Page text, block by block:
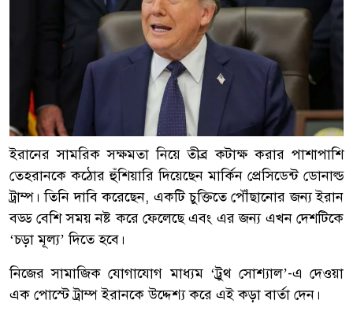
ইরানের সামরিক সক্ষমতা নিয়ে তীব্র কটাক্ষ করার পাশাপাশি
তেহরানকে কঠোর হুঁশিয়ারি দিয়েছেন মার্কিন প্রেসিডেন্ট ডোনাল্ড
ট্রাম্প। তিনি দাবি করেছেন, একটি চুক্তিতে পৌঁছানোর জন্য ইরান
বড্ড বেশি সময় নষ্ট করে ফেলেছে এবং এর জন্য এখন দেশটিকে
‘চড়া মূল্য’ দিতে হবে।
নিজের সামাজিক যোগাযোগ মাধ্যম ‘ট্রুথ সোশ্যাল’-এ দেওয়া
এক পোস্টে ট্রাম্প ইরানকে উদ্দেশ্য করে এই কড়া বার্তা দেন।